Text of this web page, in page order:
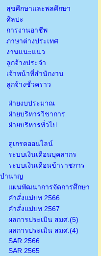
สุขศึกษาและพลศึกษา
ศิลปะ
การงานอาชีพ
ภาษาต่างประเทศ
งานแนะแนว
ลูกจ้างประจำ
เจ้าหน้าที่สำนักงาน
ลูกจ้างชั่วคราว
ฝ่ายงบประมาณ
ฝ่ายบริหารวิชาการ
ฝ่ายบริหารทั่วไป
ดูเกรดออนไลน์
ระบบเงินเดือนบุคลากร
ระบบเงินเดือนข้าราชการ
บำนาญ
แผนพัฒนาการจัดการศึกษา
คำสั่งแม่บท 2566
คำสั่งแม่บท 2567
ผลการประเมิน สมศ.(5)
ผลการประเมิน สมศ.(4)
SAR 2566
SAR 2565